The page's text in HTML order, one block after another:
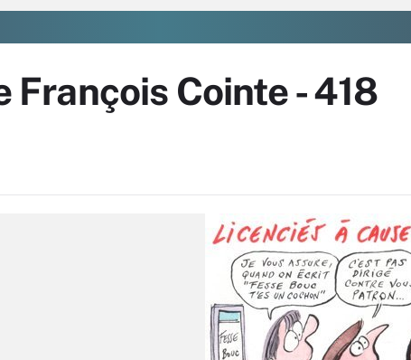
François Cointe - 418